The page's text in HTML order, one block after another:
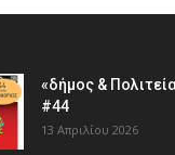
«δήμος &
#44
13 Απριλίου 2026